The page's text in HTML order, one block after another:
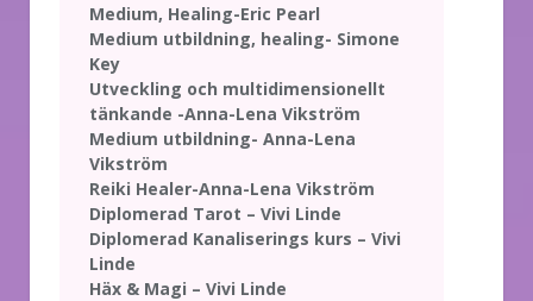
Medium, Healing-Eric Pearl
Medium utbildning, healing- Simone
Key
Utveckling och multidimensionellt
tänkande -Anna-Lena Vikström
Medium utbildning- Anna-Lena
Vikström
Reiki Healer-Anna-Lena Vikström
Diplomerad Tarot – Vivi Linde
Diplomerad Kanaliserings kurs – Vivi
Linde
Häx & Magi – Vivi Linde